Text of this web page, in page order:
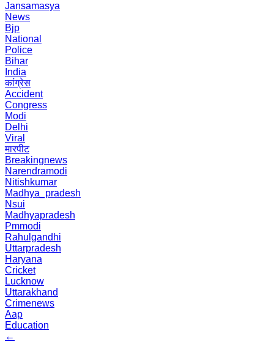
Jansamasya
News
Bjp
National
Police
Bihar
India
कांग्रेस
Accident
Congress
Modi
Delhi
Viral
मारपीट
Breakingnews
Narendramodi
Nitishkumar
Madhya_pradesh
Nsui
Madhyapradesh
Pmmodi
Rahulgandhi
Uttarpradesh
Haryana
Cricket
Lucknow
Uttarakhand
Crimenews
Aap
Education
←